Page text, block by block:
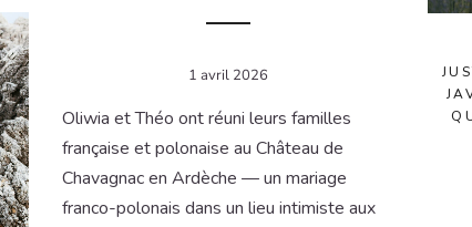
1 avril 2026
Oliwia et Théo ont réuni leurs familles
française et polonaise au Château de
Chavagnac en Ardèche — un mariage
franco-polonais dans un lieu intimiste aux